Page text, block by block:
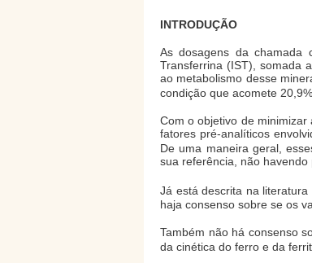
INTRODUÇÃO
As dosagens da chamada
Transferrina (IST), somada
ao metabolismo desse
condição que acomete
Com o objetivo de
fatores pré-analíticos
De uma maneira geral,
sua referência, não
Já está descrita na
haja consenso sobre se os
Também não há consenso
da cinética do ferro e da